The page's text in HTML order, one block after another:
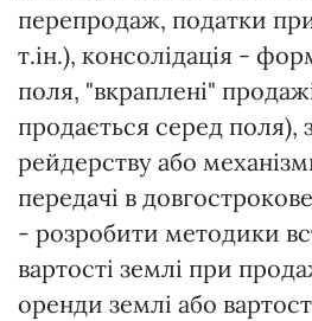
перепродаж, податки
т.ін.), консолідація -
поля, "вкраплені"
продається серед поля),
рейдерству або
передачі в
- розробити методики
вартості землі при
оренди землі або